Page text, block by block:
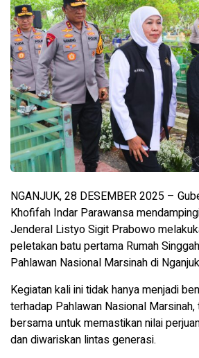
NGANJUK, 28 DESEMBER 2025 –
Khofifah Indar Parawansa
Jenderal Listyo Sigit Prabowo
peletakan batu pertama Rumah
Pahlawan Nasional Marsinah di
Kegiatan kali ini tidak hanya menjadi
terhadap Pahlawan Nasional
bersama untuk memastikan nilai
dan diwariskan lintas generasi.